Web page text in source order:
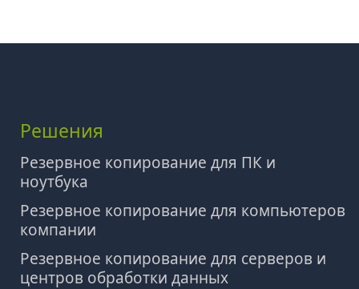
Решения
Резервное копирование для ПК и
ноутбука
Резервное копирование для компьютеров
компании
Резервное копирование для серверов и
центров обработки данных